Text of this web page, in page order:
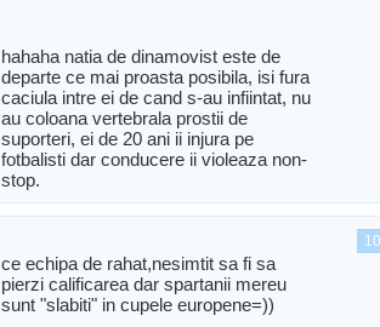
hahaha natia de dinamovist este de
departe ce mai proasta posibila, isi fura
caciula intre ei de cand s-au infiintat, nu
au coloana vertebrala prostii de
suporteri, ei de 20 ani ii injura pe
fotbalisti dar conducere ii violeaza non-
stop.
10
ce echipa de rahat,nesimtit sa fi sa
pierzi calificarea dar spartanii mereu
sunt "slabiti" in cupele europene=))